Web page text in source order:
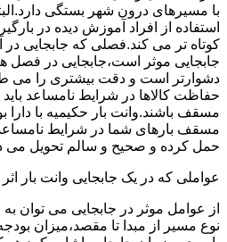
با مسیرهای درون شهر بستگی
استفاده از افراد آموزش دیده در
کوتاه تر می کند.فصلی که جابجایی
جابجایی موثر است،جابجایی در فصل
دشوارتر است و دقت بیشتری را می
حفاظت کالاها در شرایط نامساعد
مسقف باشند.وانت بار حکیمیه با دارا
مسقف بارهای شما در شرایط
حمل کرده و صحیح و سالم تحویل می
عواملی که در یک جابجایی وانت بار
از عوامل موثر در جابجایی می توان به
نوع مسیر از مبدا تا مقصد،میزان